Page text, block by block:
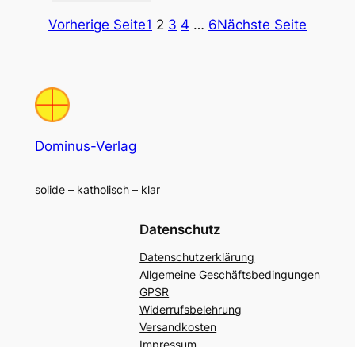
Vorherige Seite1 2 3 4 … 6Nächste Seite
Dominus-Verlag
solide – katholisch – klar
Datenschutz
Datenschutzerklärung
Allgemeine Geschäftsbedingungen
GPSR
Widerrufsbelehrung
Versandkosten
Impressum